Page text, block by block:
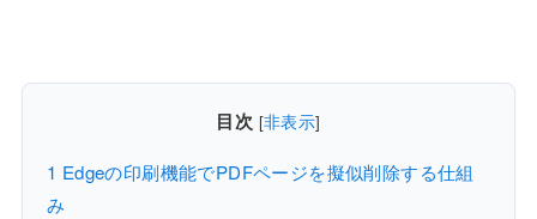
目次 [非表示]
1 Edgeの印刷機能でPDFページを擬似削除する仕組
み